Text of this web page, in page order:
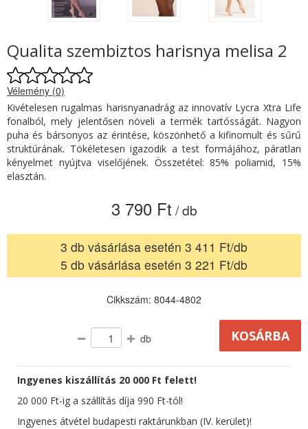
Qualita szembiztos harisnya melisa 2
Vélemény (0)
Kivételesen rugalmas harisnyanadrág az innovatív Lycra Xtra Life
fonalból, mely jelentősen növeli a termék tartósságát. Nagyon
puha és bársonyos az érintése, köszönhető a kifinomult és sűrű
struktúrának. Tökéletesen igazodik a test formájához, páratlan
kényelmet nyújtva viselőjének. Összetétel: 85% poliamid, 15%
elasztán.
3 790 Ft / db
3 db vásárlása esetén 3 411 Ft/db
5 db vásárlása esetén 3 221 Ft/db
Cikkszám: 8044-4802
db
Ingyenes kiszállítás 20 000 Ft felett!
20 000 Ft-ig a szállítás díja 990 Ft-tól!
Ingyenes átvétel budapesti raktárunkban (IV. kerület)!